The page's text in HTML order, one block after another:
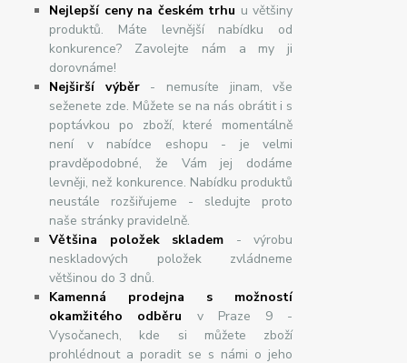
Nejlepší ceny na českém trhu u většiny
produktů. Máte levnější nabídku od
konkurence? Zavolejte nám a my ji
dorovnáme!
Nejširšívýběr- nemusíte jinam, vše
seženete zde. Můžete se na nás obrátit i s
poptávkou po zboží, které momentálně
není v nabídce eshopu - je velmi
pravděpodobné, že Vám jej dodáme
levněji, než konkurence. Nabídku produktů
neustále rozšiřujeme - sledujte proto
naše stránky pravidelně.
Většina položek skladem - výrobu
neskladových položek zvládneme
většinou do 3 dnů.
Kamenná prodejna s možností
okamžitého odběru v Praze 9 -
Vysočanech, kde si můžete zboží
prohlédnout a poradit se s námi o jeho